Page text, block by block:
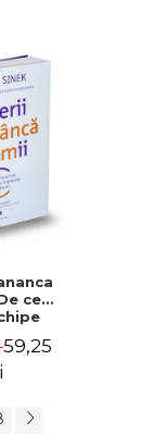
ce
iar
a
59,25